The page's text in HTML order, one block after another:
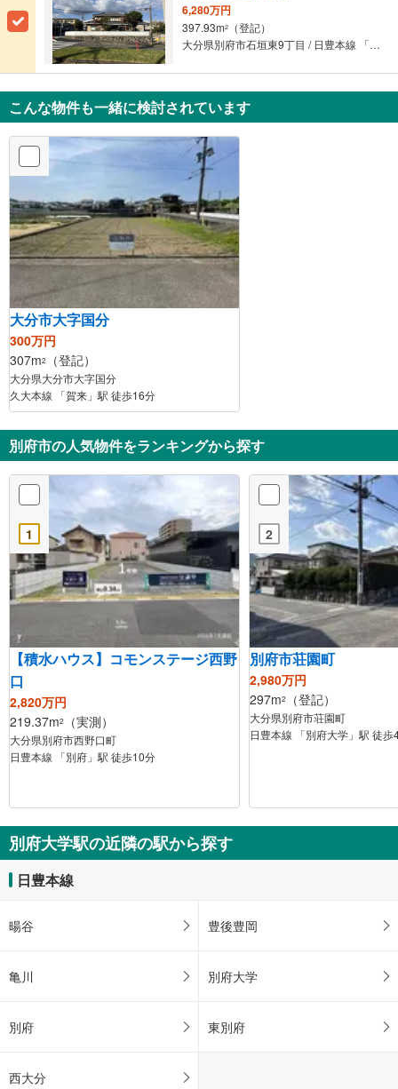
6,280万円
397.93m2
（登記）
大分県別府市石垣東9丁目 / 日豊本線 「別府大学」駅 徒歩22分
こんな物件も一緒に検討されています
大分市大字国分
300万円
307m2 （登記）
大分県大分市大字国分
久大本線 「賀来」駅 徒歩16分
別府市の人気物件をランキングから探す
1
【積水ハウス】コモンステージ西野
口
2,820万円
219.37m2 （実測）
大分県別府市西野口町
日豊本線 「別府」駅 徒歩10分
2
別府市荘園町
2,980万円
297m2 （登記）
大分県別府市荘園町
日豊本線 「別府大学」駅 徒歩
別府大学駅の近隣の駅から探す
日豊本線
暘谷 豊後豊岡
亀川 別府大学
別府 東別府
西大分